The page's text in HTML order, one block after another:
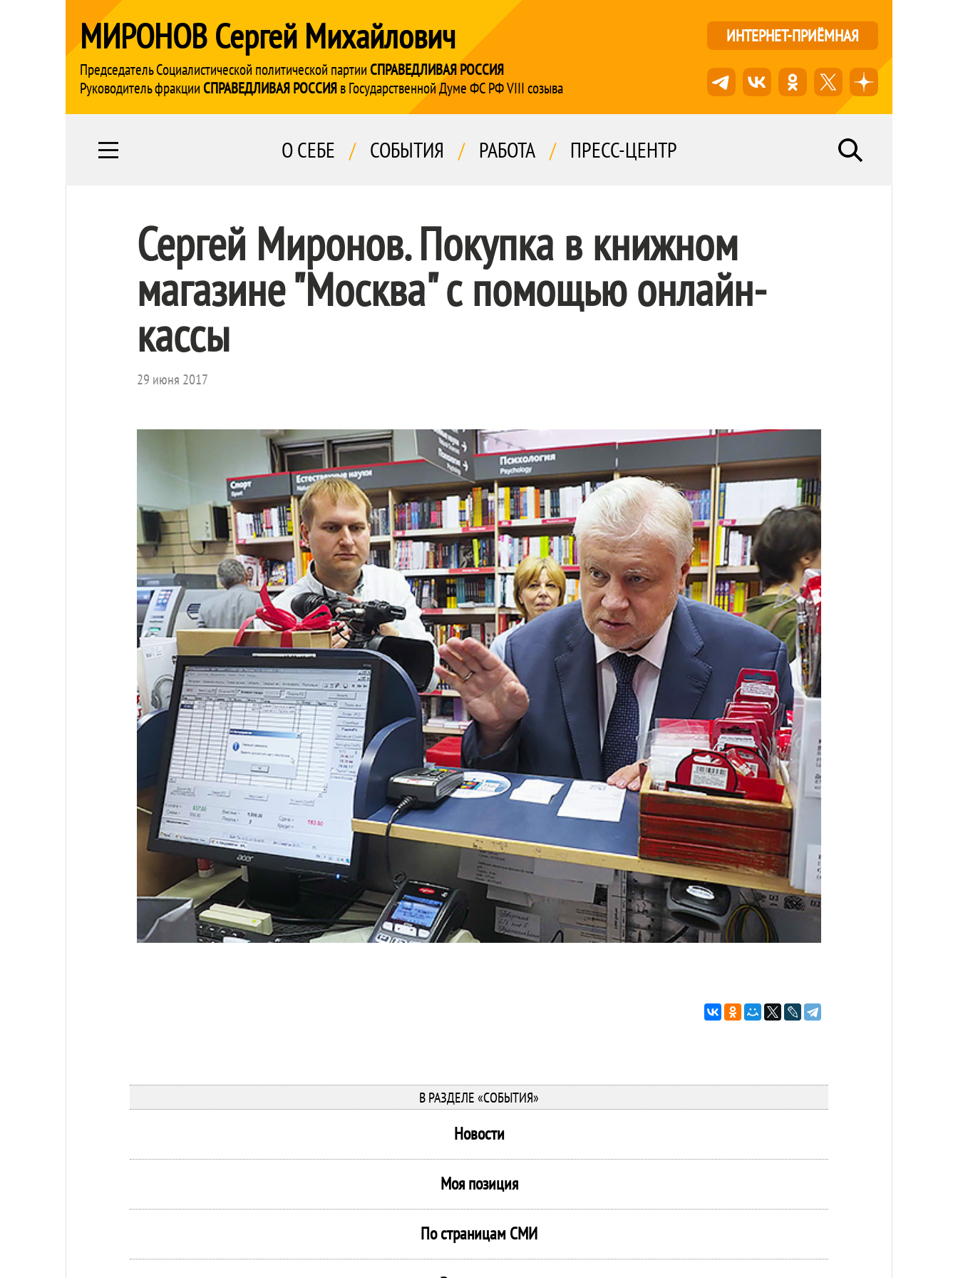
МИРОНОВ Сергей Михайлович
Председатель Социалистической политической партии СПРАВЕДЛИВАЯ РОССИЯ
Руководитель фракции СПРАВЕДЛИВАЯ РОССИЯв Государственной Думе ФС РФ VIII созыва
ИНТЕРНЕТ-ПРИЁМНАЯ
О СЕБЕ / СОБЫТИЯ / РАБОТА / ПРЕСС-ЦЕНТР
Сергей Миронов. Покупка в книжном
магазине "Москва" с помощью онлайн-
кассы
29 июня 2017
В РАЗДЕЛЕ «СОБЫТИЯ»
Новости
Моя позиция
По страницам СМИ